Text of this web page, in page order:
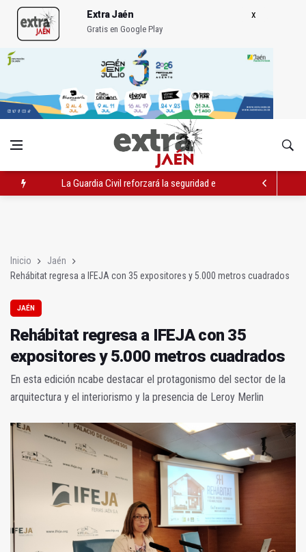
Extra Jaén
Gratis en Google Play
La Guardia Civil reforzará la seguridad el 12 de agosto por el
Inicio
Jaén
Rehábitat regresa a IFEJA con 35 expositores y 5.000 metros cuadrados
JAÉN
Rehábitat regresa a IFEJA con 35
expositores y 5.000 metros cuadrados
En esta edición ncabe destacar el protagonismo del sector de la
arquitectura y el interiorismo y la presencia de Leroy Merlin